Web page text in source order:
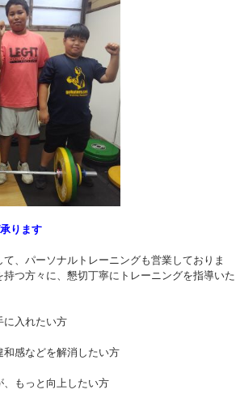
ります
、パーソナルトレーニングも営業しておりま
つ方々に、懇切丁寧にトレーニングを指導いた
に入れたい方
和感などを解消したい方
、もっと向上したい方